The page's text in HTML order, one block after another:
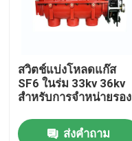
ควบคุมคุณภาพ
ติดต่อเรา
สวิตช์แบ่งโหลดแก๊ส
SF6 ในร่ม 33kv 36kv
สำหรับการจำหน่ายรอง
ส่งคำถาม